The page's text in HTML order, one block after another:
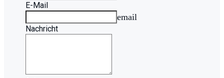
E-Mail
email
Nachricht